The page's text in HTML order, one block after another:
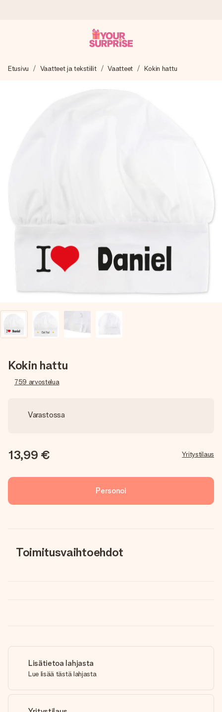
Valmistamme lahjasi huolella ja lähetämme sen hetkessä,
nopeammin kuin ehdit sanoa “yllätys!”
Etusivu Vaatteet ja tekstiilit Vaatteet Kokin hattu
Kokin hattu
759 arvostelua
Varastossa
13,99 € Yritystilaus
Personoi
Toimitusvaihtoehdot
Lisätietoa lahjasta
Lue lisää tästä lahjasta